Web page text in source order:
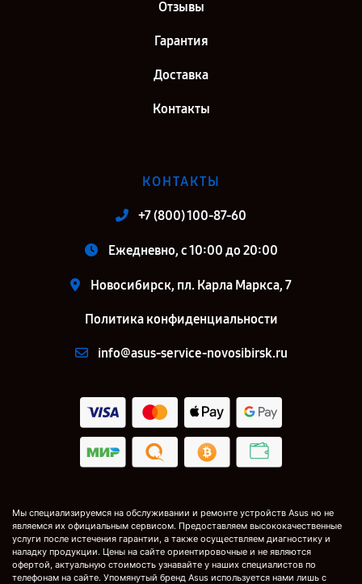
Отзывы
Гарантия
Доставка
Контакты
КОНТАКТЫ
+7 (800) 100-87-60
Ежедневно, с 10:00 до 20:00
Новосибирск, пл. Карла Маркса, 7
Политика конфиденциальности
info@asus-service-novosibirsk.ru
Мы специализируемся на обслуживании и ремонте устройств Asus но не
являемся их официальным сервисом. Предоставляем высококачественные
услуги после истечения гарантии, а также осуществляем диагностику и
наладку продукции. Цены на сайте ориентировочные и не являются
офертой, актуальную стоимость узнавайте у наших специалистов по
телефонам на сайте. Упомянутый бренд Asus используется нами лишь с